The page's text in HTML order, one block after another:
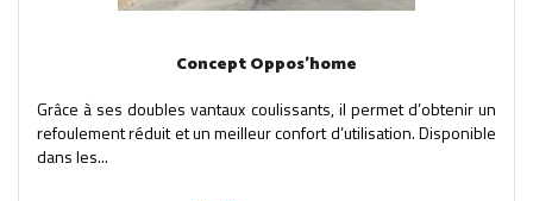
Concept Oppos'home
Grâce à ses doubles vantaux coulissants, il permet d’obtenir un
refoulement réduit et un meilleur confort d’utilisation. Disponible
dans les...